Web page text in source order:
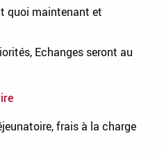
quoi maintenant et
Echanges seront au
frais à la charge